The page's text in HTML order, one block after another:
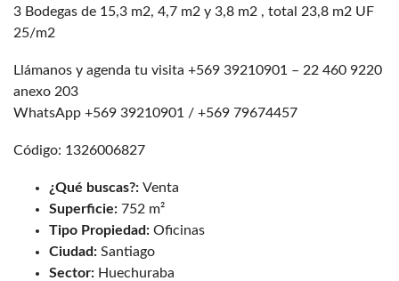
3 Bodegas de 15,3 m2, 4,7 m2 y 3,8 m2 , total 23,8 m2 UF
25/m2
Llámanos y agenda tu visita +569 39210901 – 22 460 9220
anexo 203
WhatsApp +569 39210901 / +569 79674457
Código: 1326006827
¿Qué buscas?: Venta
Superficie: 752 m²
Tipo Propiedad: Oficinas
Ciudad: Santiago
Sector: Huechuraba